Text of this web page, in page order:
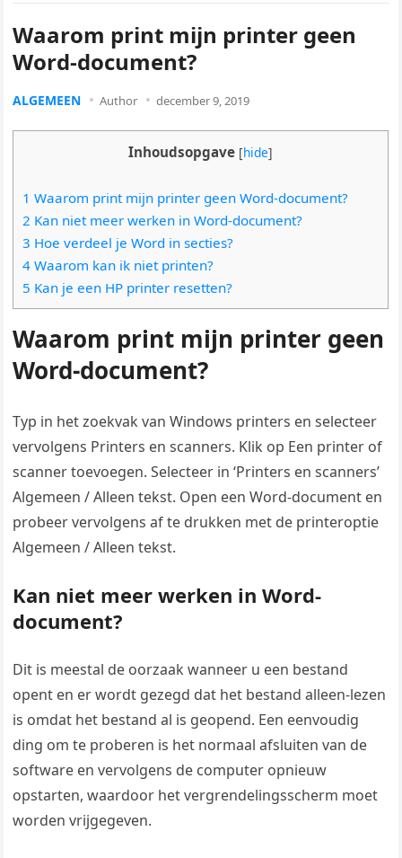
Waarom print mijn printer geen
Word-document?
ALGEMEEN Author december 9, 2019
Inhoudsopgave [hide]
1 Waarom print mijn printer geen Word-document?
2 Kan niet meer werken in Word-document?
3 Hoe verdeel je Word in secties?
4 Waarom kan ik niet printen?
5 Kan je een HP printer resetten?
Waarom print mijn printer geen
Word-document?
Typ in het zoekvak van Windows printers en selecteer
vervolgens Printers en scanners. Klik op Een printer of
scanner toevoegen. Selecteer in ‘Printers en scanners’
Algemeen / Alleen tekst. Open een Word-document en
probeer vervolgens af te drukken met de printeroptie
Algemeen / Alleen tekst.
Kan niet meer werken in Word-
document?
Dit is meestal de oorzaak wanneer u een bestand
opent en er wordt gezegd dat het bestand alleen-lezen
is omdat het bestand al is geopend. Een eenvoudig
ding om te proberen is het normaal afsluiten van de
software en vervolgens de computer opnieuw
opstarten, waardoor het vergrendelingsscherm moet
worden vrijgegeven.